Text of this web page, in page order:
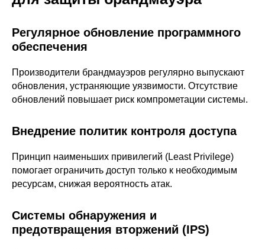
Регулярное обновление программного
обеспечения
Производители брандмауэров регулярно выпускают
обновления, устраняющие уязвимости. Отсутствие
обновлений повышает риск компрометации системы.
Внедрение политик контроля доступа
Принцип наименьших привилегий (Least Privilege)
помогает ограничить доступ только к необходимым
ресурсам, снижая вероятность атак.
Системы обнаружения и
предотвращения вторжений (IPS)
Внедрения
Выбрать
интегратора
Авторизованные центры
Признание и аналитика
Карьера в Ideco
Инвесторам
Календари
Ideco NGFW Novum
Сравнение версий
Прошлые ревизии ПАК
DNS Security в NGFW
Информационная
620 066, Россия, г. Екатеринбург,
ул. Кулибина, 2
Продукт развивается
при поддержке Фонда
Содействия Инновациям